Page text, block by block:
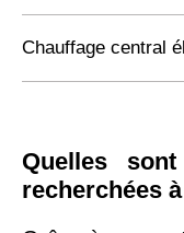
Chauffage central
Quelles
recherchées